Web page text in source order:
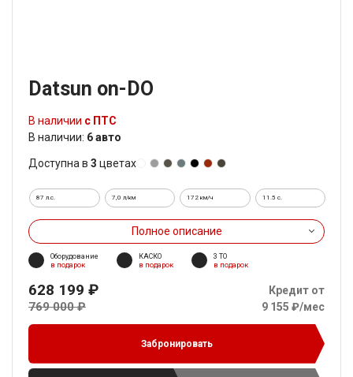
Datsun on-DO
В наличии с ПТС
В наличии: 6 авто
Доступна в 3 цветах
87 л.с. 7,0 л/км 172 км/ч 11.5 c.
Полное описание
Оборудование
в подарок
КАСКО
в подарок
3 ТО
в подарок
628 199 ₽
769 000 ₽
Кредит от
9 155 ₽/мес
Забронировать